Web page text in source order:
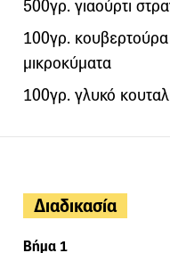
500γρ. γιαούρτι
100γρ.
μικροκύματα
100γρ. γλυκό
Διαδικασία
Βήμα 1